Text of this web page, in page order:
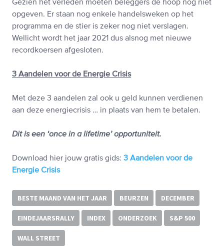
Gezien het verleden moeten beleggers de hoop nog niet
opgeven. Er staan nog enkele handelsweken op het
programma en de stier is zeker nog niet verslagen.
Wellicht wordt het jaar 2021 dus alsnog met nieuwe
recordkoersen afgesloten.
3 Aandelen voor de Energie Crisis
Met deze 3 aandelen zal ook u geld kunnen verdienen
aan deze energiecrisis … in plaats van hem te betalen.
Dit is een ‘once in a lifetime’ opportuniteit.
Download hier jouw gratis gids: 3 Aandelen voor de
Energie Crisis
BESTE MAAND VAN HET JAAR BEURZEN DECEMBER
EINDEJAARSRALLY INDEX ONDERZOEK S&P 500
WALL STREET